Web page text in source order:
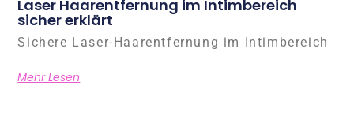
Laser Haarentfernung im Intimbereich
sicher erklärt
Sichere Laser-Haarentfernung im Intimbereich
Mehr Lesen